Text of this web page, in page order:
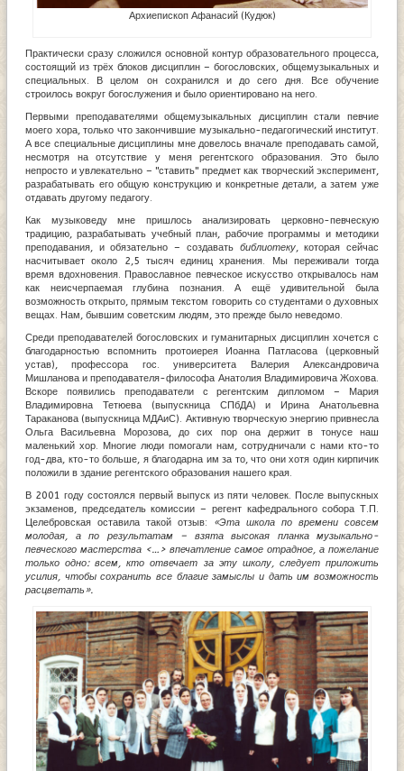
Архиепископ Афанасий (Кудюк)
Практически сразу сложился основной контур образовательного процесса,
состоящий из трёх блоков дисциплин – богословских, общемузыкальных и
специальных. В целом он сохранился и до сего дня. Все обучение
строилось вокруг богослужения и было ориентировано на него.
Первыми преподавателями общемузыкальных дисциплин стали певчие
моего хора, только что закончившие музыкально-педагогический институт.
А все специальные дисциплины мне довелось вначале преподавать самой,
несмотря на отсутствие у меня регентского образования. Это было
непросто и увлекательно – "ставить" предмет как творческий эксперимент,
разрабатывать его общую конструкцию и конкретные детали, а затем уже
отдавать другому педагогу.
Как музыковеду мне пришлось анализировать церковно-певческую
традицию, разрабатывать учебный план, рабочие программы и методики
преподавания, и обязательно – создавать библиотеку, которая сейчас
насчитывает около 2,5 тысяч единиц хранения. Мы переживали тогда
время вдохновения. Православное певческое искусство открывалось нам
как неисчерпаемая глубина познания. А ещё удивительной была
возможность открыто, прямым текстом говорить со студентами о духовных
вещах. Нам, бывшим советским людям, это прежде было неведомо.
Среди преподавателей богословских и гуманитарных дисциплин хочется с
благодарностью вспомнить протоиерея Иоанна Патласова (церковный
устав), профессора гос. университета Валерия Александровича
Мишланова и преподавателя-философа Анатолия Владимировича Жохова.
Вскоре появились преподаватели с регентским дипломом – Мария
Владимировна Тетюева (выпускница СПбДА) и Ирина Анатольевна
Тараканова (выпускница МДАиС). Активную творческую энергию привнесла
Ольга Васильевна Морозова, до сих пор она держит в тонусе наш
маленький хор. Многие люди помогали нам, сотрудничали с нами кто-то
год-два, кто-то больше, я благодарна им за то, что они хотя один кирпичик
положили в здание регентского образования нашего края.
В 2001 году состоялся первый выпуск из пяти человек. После выпускных
экзаменов, председатель комиссии – регент кафедрального собора Т.П.
Целебровская оставила такой отзыв: «Эта школа по времени совсем
молодая, а по результатам – взята высокая планка музыкально-
певческого мастерства <…> впечатление самое отрадное, а пожелание
только одно: всем, кто отвечает за эту школу, следует приложить
усилия, чтобы сохранить все благие замыслы и дать им возможность
расцветать».